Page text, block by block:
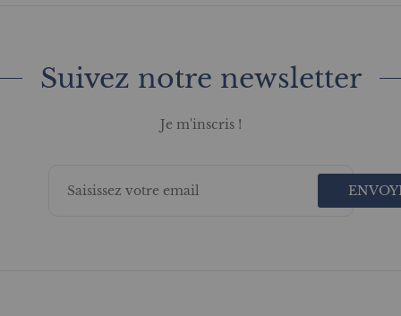
Suivez notre newsletter
Je m'inscris !